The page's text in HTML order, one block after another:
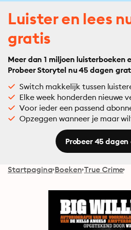
Luister en lees
gratis
Meer dan 1 miljoen luisterboeken
Probeer Storytel nu 45 dagen
Switch makkelijk tussen
Elke week honderden nieuwe
Voor ieder een passend
Opzeggen wanneer je maar
Probeer 45
Startpagina Boeken True Crime